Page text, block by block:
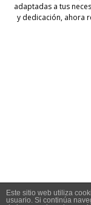
adaptadas a tus
y dedicación, ahora
Este sitio web utiliza
usuario. Si continúa